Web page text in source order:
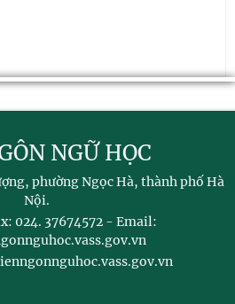
lý luận chính trị tại các trường đại học
NGỮ HỌC
phường Ngọc Hà, thành phố Hà
Nội.
024. 37674572 - Email: